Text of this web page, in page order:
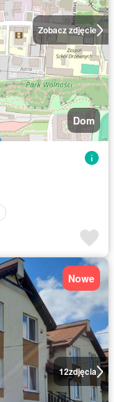
Zobacz zdjęcie
Dom
12zdjęcia
Nowe